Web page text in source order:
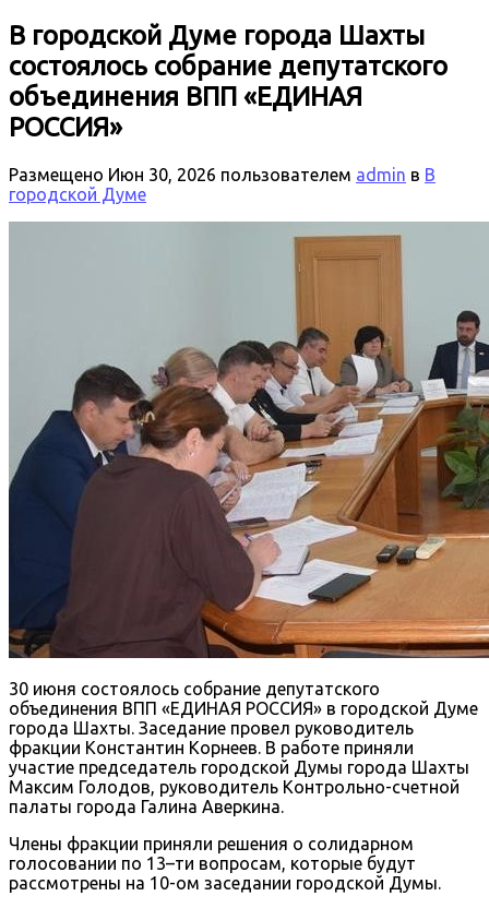
В городской Думе города Шахты
состоялось собрание депутатского
объединения ВПП «ЕДИНАЯ
РОССИЯ»
Размещено Июн 30, 2026 пользователем admin в В
городской Думе
30 июня состоялось собрание депутатского
объединения ВПП «ЕДИНАЯ РОССИЯ» в городской Думе
города Шахты. Заседание провел руководитель
фракции Константин Корнеев. В работе приняли
участие председатель городской Думы города Шахты
Максим Голодов, руководитель Контрольно-счетной
палаты города Галина Аверкина.
Члены фракции приняли решения о солидарном
голосовании по 13–ти вопросам, которые будут
рассмотрены на 10-ом заседании городской Думы.